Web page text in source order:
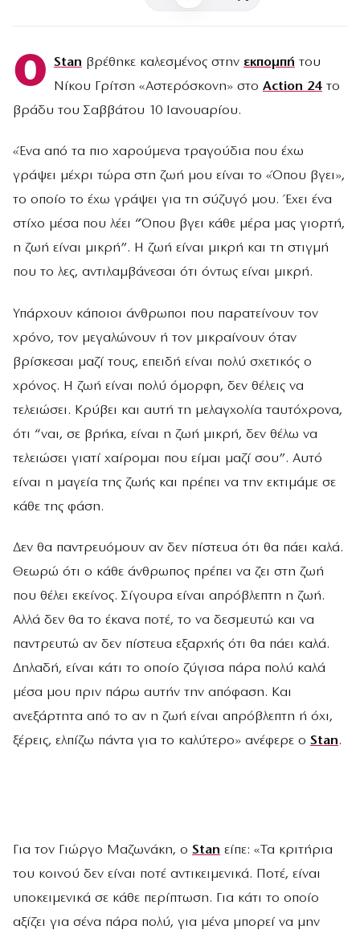
Ο Stan βρέθηκε καλεσμένος στην εκπομπή του
Νίκου Γρίτση «Αστερόσκονη» στο Action 24το
βράδυ του Σαββάτου 10 Ιανουαρίου.
«Ένα από τα πιο χαρούμενα τραγούδια που έχω
γράψει μέχρι τώρα στη ζωή μου είναι το «Όπου βγει»,
το οποίο το έχω γράψει για τη σύζυγό μου. Έχει ένα
στίχο μέσα που λέει “Όπου βγει κάθε μέρα μας γιορτή,
η ζωή είναι μικρή”. Η ζωή είναι μικρή και τη στιγμή
που το λες, αντιλαμβάνεσαι ότι όντως είναι μικρή.
Υπάρχουν κάποιοι άνθρωποι που παρατείνουν τον
χρόνο, τον μεγαλώνουν ή τον μικραίνουν όταν
βρίσκεσαι μαζί τους, επειδή είναι πολύ σχετικός ο
χρόνος. Η ζωή είναι πολύ όμορφη, δεν θέλεις να
τελειώσει. Κρύβει και αυτή τη μελαγχολία ταυτόχρονα,
ότι “ναι, σε βρήκα, είναι η ζωή μικρή, δεν θέλω να
τελειώσει γιατί χαίρομαι που είμαι μαζί σου”. Αυτό
είναι η μαγεία της ζωής και πρέπει να την εκτιμάμε σε
κάθε της φάση.
Δεν θα παντρευόμουν αν δεν πίστευα ότι θα πάει καλά.
Θεωρώ ότι ο κάθε άνθρωπος πρέπει να ζει στη ζωή
που θέλει εκείνος. Σίγουρα είναι απρόβλεπτη η ζωή.
Αλλά δεν θα το έκανα ποτέ, το να δεσμευτώ και να
παντρευτώ αν δεν πίστευα εξαρχής ότι θα πάει καλά.
Δηλαδή, είναι κάτι το οποίο ζύγισα πάρα πολύ καλά
μέσα μου πριν πάρω αυτήν την απόφαση. Και
ανεξάρτητα από το αν η ζωή είναι απρόβλεπτη ή όχι,
ξέρεις, ελπίζω πάντα για το καλύτερο» ανέφερε ο Stan.
Για τον Γιώργο Μαζωνάκη, ο Stan είπε: «Τα κριτήρια
του κοινού δεν είναι ποτέ αντικειμενικά. Ποτέ, είναι
υποκειμενικά σε κάθε περίπτωση. Για κάτι το οποίο
αξίζει για σένα πάρα πολύ, για μένα μπορεί να μην